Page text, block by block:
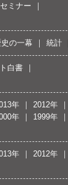
ミナー
史の一幕 統計
白書
年
2012年
年
1999年
年
2012年